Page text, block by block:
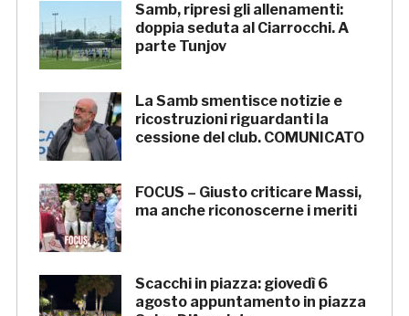
Samb, ripresi gli allenamenti:
doppia seduta al Ciarrocchi. A
parte Tunjov
La Samb smentisce notizie e
ricostruzioni riguardanti la
cessione del club. COMUNICATO
FOCUS – Giusto criticare Massi,
ma anche riconoscerne i meriti
Scacchi in piazza: giovedì 6
agosto appuntamento in piazza